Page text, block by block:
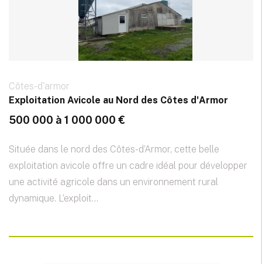
Côtes-d'armor
Exploitation Avicole au Nord des Côtes d'Armor
500 000 à 1 000 000 €
Située dans le nord des Côtes-d’Armor, cette belle
exploitation avicole offre un cadre idéal pour développer
une activité agricole dans un environnement rural
dynamique. L’exploit...